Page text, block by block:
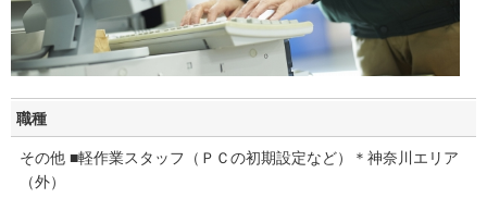
職種
その他 ■軽作業スタッフ（ＰＣの初期設定など）＊神奈川エリア
（外）